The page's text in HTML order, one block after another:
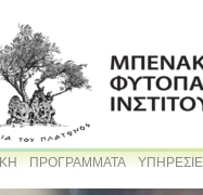
ΠΡΟΓΡΑΜΜΑΤΑ